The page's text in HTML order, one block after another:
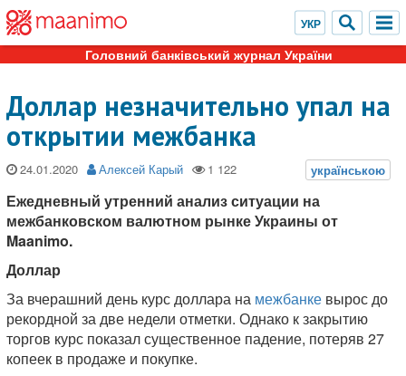
Головний банківський журнал України
Доллар незначительно упал на
открытии межбанка
24.01.2020 Алексей Карый
Ежедневный утренний анализ ситуации на
межбанковском валютном рынке Украины от
Maanimo.
Доллар
За вчерашний день курс доллара на межбанке вырос до
рекордной за две недели отметки. Однако к закрытию
торгов курс показал существенное падение, потеряв 27
копеек в продаже и покупке.